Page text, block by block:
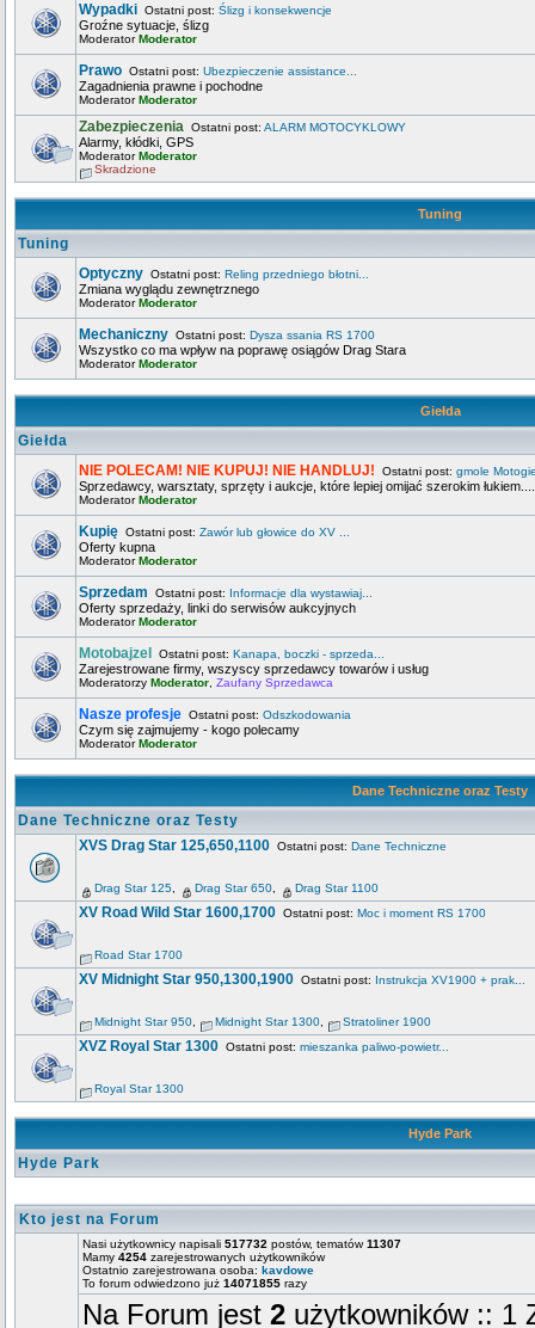
Wypadki Ostatni post: Ślizg i konsekwencje
Groźne sytuacje, ślizg
ModeratorModerator
Prawo Ostatni post: Ubezpieczenie assistance...
Zagadnienia prawne i pochodne
ModeratorModerator
Zabezpieczenia Ostatni post: ALARM MOTOCYKLOWY
Alarmy, kłódki, GPS
ModeratorModerator
Skradzione
Tuning
Tuning
Optyczny Ostatni post: Reling przedniego błotni...
Zmiana wyglądu zewnętrznego
ModeratorModerator
Mechaniczny Ostatni post: Dysza ssania RS 1700
Wszystko co ma wpływ na poprawę osiągów Drag Stara
ModeratorModerator
Giełda
Giełda
NIE POLECAM! NIE KUPUJ! NIE HANDLUJ! Ostatni post: gmole
Sprzedawcy, warsztaty, sprzęty i aukcje, które lepiej omijać szerokim
ModeratorModerator
Kupię Ostatni post: Zawór lub głowice do XV ...
Oferty kupna
ModeratorModerator
Sprzedam Ostatni post: Informacje dla wystawiaj...
Oferty sprzedaży, linki do serwisów aukcyjnych
ModeratorModerator
Motobajzel Ostatni post: Kanapa, boczki - sprzeda...
Zarejestrowane firmy, wszyscy sprzedawcy towarów i usług
Moderatorzy Moderator Zaufany Sprzedawca
Nasze profesje Ostatni post: Odszkodowania
Czym się zajmujemy - kogo polecamy
ModeratorModerator
Dane Techniczne oraz Testy
Dane Techniczne oraz Testy
XVS Drag Star 125,650,1100 Ostatni post: Dane Techniczne
Drag Star 125 Drag Star 650 Drag Star 1100
XV Road Wild Star 1600,1700 Ostatni post: Moc i moment RS 1700
Road Star 1700
XV Midnight Star 950,1300,1900 Ostatni post: Instrukcja XV1900 + prak...
Midnight Star 950 Midnight Star 1300 Stratoliner 1900
XVZ Royal Star 1300 Ostatni post: mieszanka paliwo-powietr...
Royal Star 1300
Hyde Park
Hyde Park
Kto jest na Forum
Nasi użytkownicy napisali 517732 postów, tematów11307
Mamy 4254 zarejestrowanych użytkowników
Ostatnio zarejestrowana osoba: kavdowe
To forum odwiedzono już 14071855 razy
Na Forum jest 2 użytkowników :: 1